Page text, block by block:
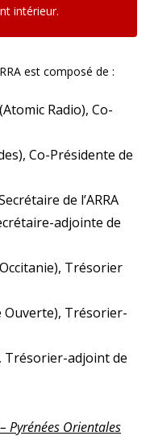
intérieur.
est composé de :
(Atomic Radio), Co-
Co-Présidente de
de l’ARRA
adjointe de
Trésorier
Ouverte), Trésorier-
Trésorier-adjoint de
Pyrénées Orientales